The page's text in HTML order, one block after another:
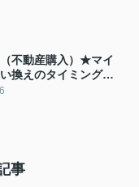
不動産購入）★マイ
換えのタイミング！
が残っていても買い
事